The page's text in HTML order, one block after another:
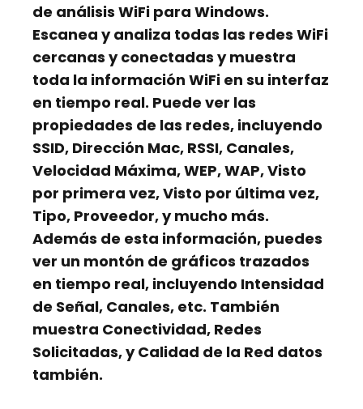
de análisis WiFi para Windows.
Escanea y analiza todas las redes WiFi
cercanas y conectadas y muestra
toda la información WiFi en su interfaz
en tiempo real. Puede ver las
propiedades de las redes, incluyendo
SSID, Dirección Mac, RSSI, Canales,
Velocidad Máxima, WEP, WAP, Visto
por primera vez, Visto por última vez,
Tipo, Proveedor, y mucho más.
Además de esta información, puedes
ver un montón de gráficos trazados
en tiempo real, incluyendo Intensidad
de Señal, Canales, etc. También
muestra Conectividad, Redes
Solicitadas,yCalidad de la Red datos
también.